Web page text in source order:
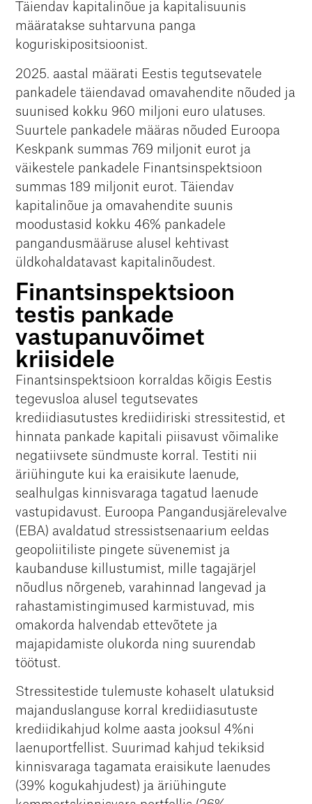
Täiendav kapitalinõue ja kapitalisuunis
määratakse suhtarvuna panga
koguriskipositsioonist.
2025. aastal määrati Eestis tegutsevatele
pankadele täiendavad omavahendite nõuded ja
suunised kokku 960 miljoni euro ulatuses.
Suurtele pankadele määras nõuded Euroopa
Keskpank summas 769 miljonit eurot ja
väikestele pankadele Finantsinspektsioon
summas 189 miljonit eurot. Täiendav
kapitalinõue ja omavahendite suunis
moodustasid kokku 46% pankadele
pangandusmääruse alusel kehtivast
üldkohaldatavast kapitalinõudest.
Finantsinspektsioon
testis pankade
vastupanuvõimet
kriisidele
Finantsinspektsioon korraldas kõigis Eestis
tegevusloa alusel tegutsevates
krediidiasutustes krediidiriski stressitestid, et
hinnata pankade kapitali piisavust võimalike
negatiivsete sündmuste korral. Testiti nii
äriühingute kui ka eraisikute laenude,
sealhulgas kinnisvaraga tagatud laenude
vastupidavust. Euroopa Pangandusjärelevalve
(EBA) avaldatud stressistsenaarium eeldas
geopoliitiliste pingete süvenemist ja
kaubanduse killustumist, mille tagajärjel
nõudlus nõrgeneb, varahinnad langevad ja
rahastamistingimused karmistuvad, mis
omakorda halvendab ettevõtete ja
majapidamiste olukorda ning suurendab
töötust.
Stressitestide tulemuste kohaselt ulatuksid
majanduslanguse korral krediidiasutuste
krediidikahjud kolme aasta jooksul 4%ni
laenuportfellist. Suurimad kahjud tekiksid
kinnisvaraga tagamata eraisikute laenudes
(39% kogukahjudest) ja äriühingute